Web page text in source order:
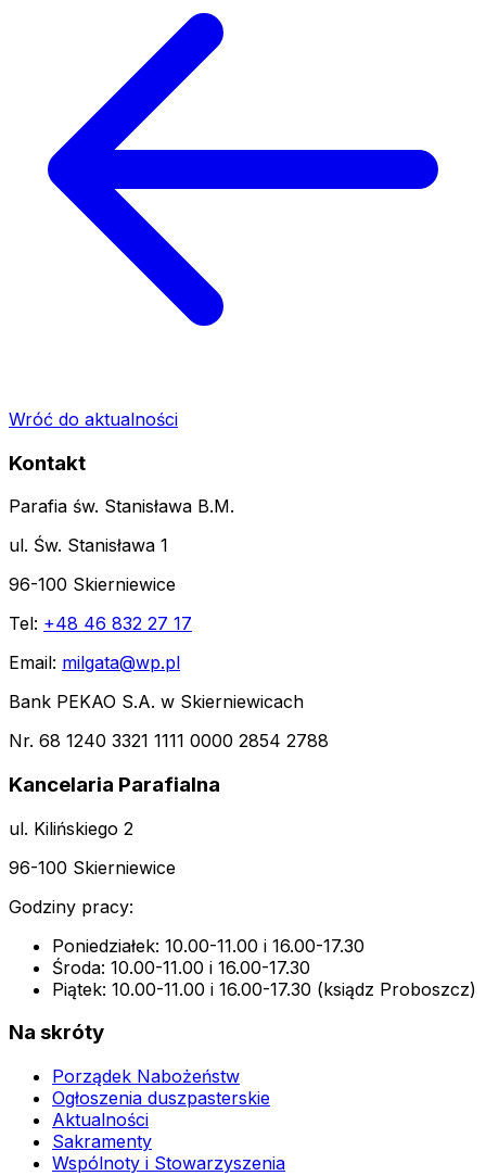
Wróć do aktualności
Kontakt
Parafia św. Stanisława B.M.
ul. Św. Stanisława 1
96-100 Skierniewice
Tel: +48 46 832 27 17
Email: milgata@wp.pl
Bank PEKAO S.A. w Skierniewicach
Nr. 68 1240 3321 1111 0000 2854 2788
Kancelaria Parafialna
ul. Kilińskiego 2
96-100 Skierniewice
Godziny pracy:
Poniedziałek: 10.00-11.00 i 16.00-17.30
Środa: 10.00-11.00 i 16.00-17.30
Piątek: 10.00-11.00 i 16.00-17.30 (ksiądz Proboszcz)
Na skróty
Porządek Nabożeństw
Ogłoszenia duszpasterskie
Aktualności
Sakramenty
Wspólnoty i Stowarzyszenia